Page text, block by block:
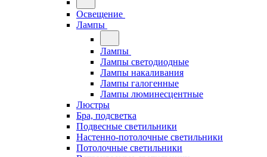
Освещение
Лампы
Лампы
Лампы светодиодные
Лампы накаливания
Лампы галогенные
Лампы люминесцентные
Люстры
Бра, подсветка
Подвесные светильники
Настенно-потолочные светильники
Потолочные светильники